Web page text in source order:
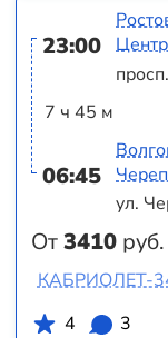
23:00
7 ч 45 м
06:45
От3410 руб.
ул.
КАБРИОЛЕТ-
4
3